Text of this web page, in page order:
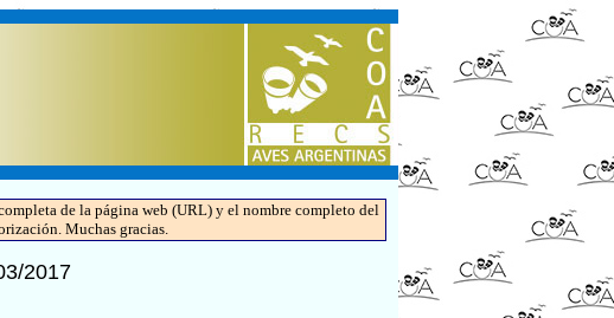
de la página web (URL) y el nombre completo del
Muchas gracias.
2017